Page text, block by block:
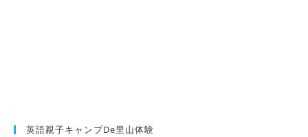
英語親子キャンプde里山体験